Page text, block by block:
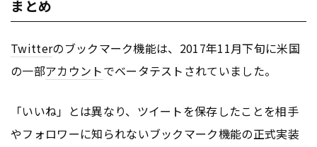
まとめ
Twitterのブックマーク機能は、2017年11月下旬に米国
の一部アカウントでベータテストされていました。
「いいね」とは異なり、ツイートを保存したことを相手
やフォロワーに知られないブックマーク機能の正式実装